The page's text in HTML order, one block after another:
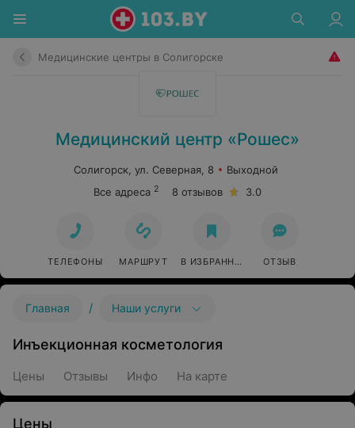
Медицинские центры в Солигорске
Медицинский центр «Рошес»
Солигорск, ул. Северная, 8
Выходной
Все адреса 2 8 отзывов 3.0
ТЕЛЕФОНЫ МАРШРУТ В ИЗБРАННОЕ ОТЗЫВ
Главная / Наши услуги
Инъекционная косметология
Цены Отзывы Инфо На карте
Цены